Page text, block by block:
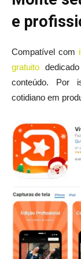
e
Compatível com
gratuito
conteúdo. Por
cotidiano em